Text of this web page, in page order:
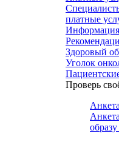
платные
Здоровый
Уголок
Проверь